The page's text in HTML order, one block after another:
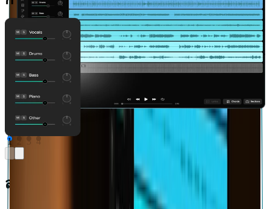
กีตาร์และเสียงขับร้องพื้นหลังพิเศษ
ปลดปล่อยความคิดสร้างสรรค์ของคุณ แยกเสียงร้องนำและ
เสียงร้องประกอบออกจากเพลงใดก็ได้ ดึงหรือแยกเสียงกีตาร์
คาเปลลาคุณภาพสูงของคุณเองและคาราโอเกะจากเพลง
ต้นฉบับ
1 3 4
สร้างสรรค์ได้อย่างลื่นไหลในทุกที่